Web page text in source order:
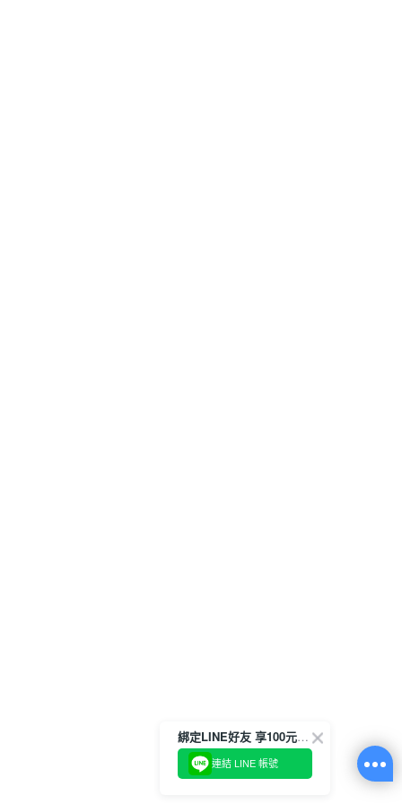
綁定LINE好友 享100元折價券
連結 LINE 帳號